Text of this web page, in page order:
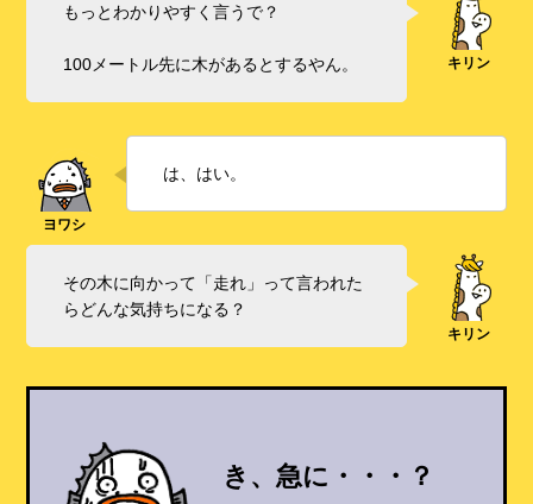
もっとわかりやすく言うで？
100メートル先に木があるとするやん。
は、はい。
その木に向かって「走れ」って言われた
らどんな気持ちになる？
き、急に・・・？